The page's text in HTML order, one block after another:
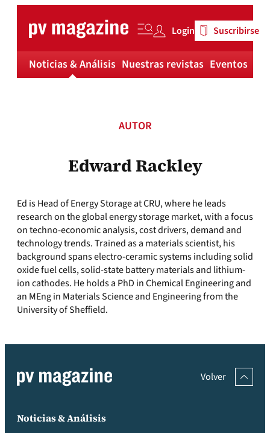
content
Login Suscribirse
Noticias & Análisis Nuestras revistas Eventos
AUTOR
Edward Rackley
Ed is Head of Energy Storage at CRU, where he leads
research on the global energy storage market, with a focus
on techno-economic analysis, cost drivers, demand and
technology trends. Trained as a materials scientist, his
background spans electro-ceramic systems including solid
oxide fuel cells, solid-state battery materials and lithium-
ion cathodes. He holds a PhD in Chemical Engineering and
an MEng in Materials Science and Engineering from the
University of Sheffield.
Volver
Noticias & Análisis